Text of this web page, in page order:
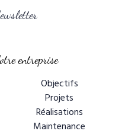
entreprise
Objectifs
Projets
Réalisations
Maintenance